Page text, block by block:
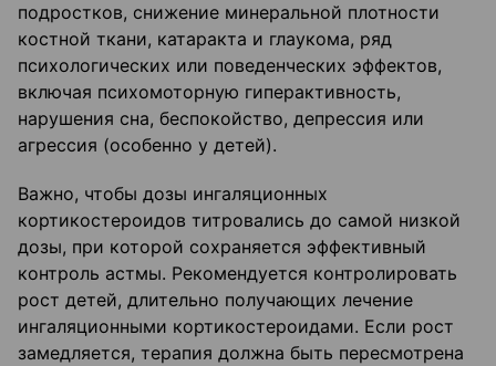
подростков, снижение минеральной плотности
костной ткани, катаракта и глаукома, ряд
психологических или поведенческих эффектов,
включая психомоторную гиперактивность,
нарушения сна, беспокойство, депрессия или
агрессия (особенно у детей).
Важно, чтобы дозы ингаляционных
кортикостероидов титровались до самой низкой
дозы, при которой сохраняется эффективный
контроль астмы. Рекомендуется контролировать
рост детей, длительно получающих лечение
ингаляционными кортикостероидами. Если рост
замедляется, терапия должна быть пересмотрена